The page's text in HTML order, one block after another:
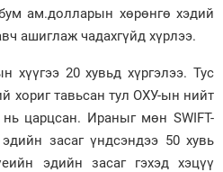
ам.долларын хөрөнгө хэдий
ашиглаж чадахгүйд хүрлээ.
20 хувьд хүргэлээ. Тус
хориг тавьсан тул ОХУ-ын нийт
царцсан. Ираныг мөн SWIFT-
засаг үндсэндээ 50 хувь
эдийн засаг гэхэд хэцүү